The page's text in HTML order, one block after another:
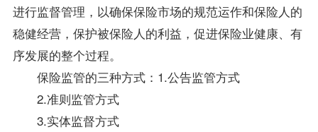
进行监督管理，以确保保险市场的规范运作和保险人的
稳健经营，保护被保险人的利益，促进保险业健康、有
序发展的整个过程。
保险监管的三种方式：1.公告监管方式
2.准则监管方式
3.实体监督方式